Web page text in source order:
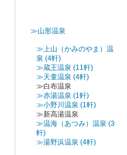
≫山形温泉
≫上山（かみのやま）温
泉 (4軒)
≫蔵王温泉 (11軒)
≫天童温泉 (4軒)
≫白布温泉
≫赤湯温泉 (1軒)
≫小野川温泉 (1軒)
≫新高湯温泉
≫温海（あつみ）温泉 (3
軒)
≫湯野浜温泉 (4軒)